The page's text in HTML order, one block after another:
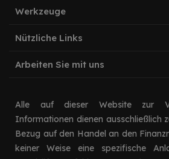
Werkzeuge
Nützliche Links
Arbeiten Sie mit uns
Alle auf dieser Website zur
Informationen dienen ausschließlich
Bezug auf den Handel an den
keiner Weise eine spezifische